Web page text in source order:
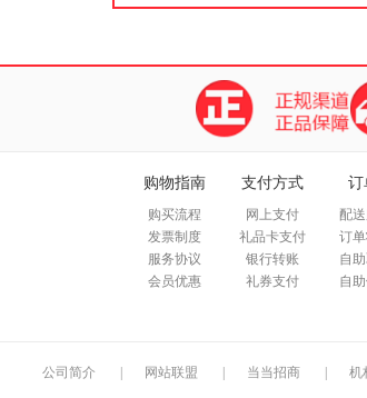
购物指南
购买流程
发票制度
服务协议
会员优惠
支付方式
网上支付
礼品卡支付
银行转账
礼券支付
订
配
订
自
自
公司简介 网站联盟 当当招商 机